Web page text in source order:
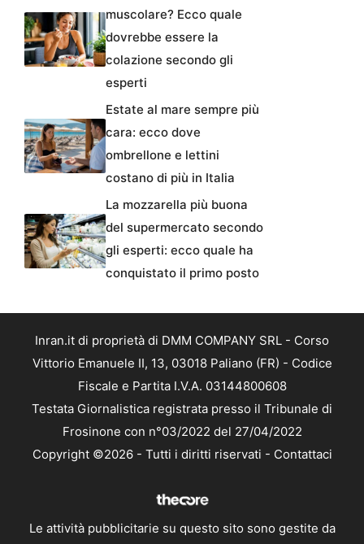
muscolare? Ecco quale
dovrebbe essere la
colazione secondo gli
esperti
Estate al mare sempre più
cara: ecco dove
ombrellone e lettini
costano di più in Italia
La mozzarella più buona
del supermercato secondo
gli esperti: ecco quale ha
conquistato il primo posto
Inran.it di proprietà di DMM COMPANY SRL - Corso
Vittorio Emanuele II, 13, 03018 Paliano (FR) - Codice
Fiscale e Partita I.V.A. 03144800608
Testata Giornalistica registrata presso il Tribunale di
Frosinone con n°03/2022 del 27/04/2022
Copyright ©2026 - Tutti i diritti riservati - Contattaci
Le attività pubblicitarie su questo sito sono gestite da